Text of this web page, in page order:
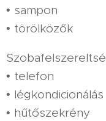
• sampon
• törölközők
• telefon
• légkondicionálás
• hűtőszekrény